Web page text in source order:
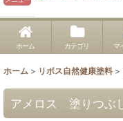
ホーム カテゴリ マ
ホーム > リボス自然健康塗料 >
アメロス 塗りつぶ